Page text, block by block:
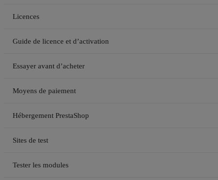
Licences
Guide de licence et d’activation
Essayer avant d’acheter
Moyens de paiement
Hébergement PrestaShop
Sites de test
Tester les modules